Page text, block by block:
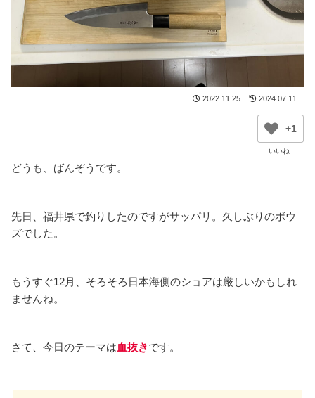
2022.11.25 2024.07.11
+1
どうも、ばんぞうです。
先日、福井県で釣りしたのですがサッパリ。久しぶりのボウ
ズでした。
もうすぐ12月、そろそろ日本海側のショアは厳しいかもしれ
ませんね。
さて、今日のテーマは血抜きです。